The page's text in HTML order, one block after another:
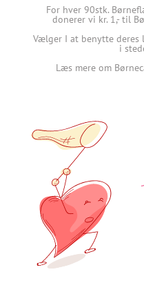
For hver 90stk.
donerer vi kr. 1,- til
Vælger I at benytte deres
i
Læs mere om